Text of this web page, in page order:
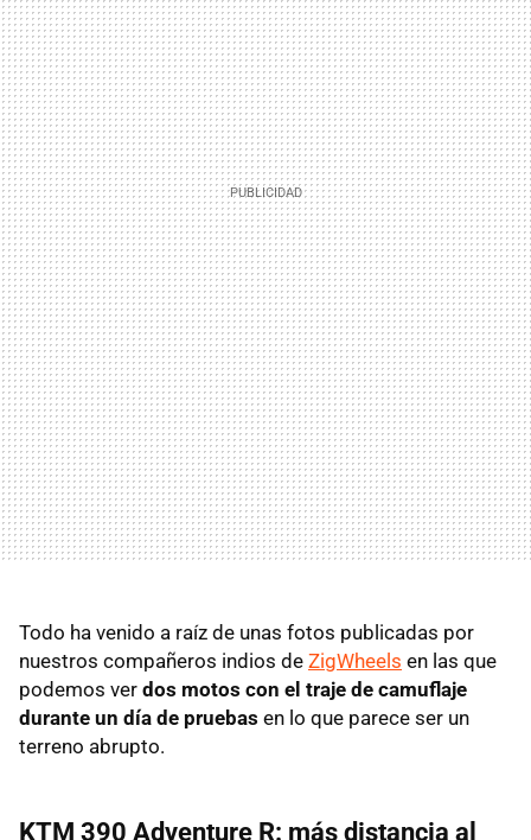
Todo ha venido a raíz de unas fotos publicadas por
nuestros compañeros indios de ZigWheels en las que
podemos ver dos motos con el traje de camuflaje
durante un día de pruebas en lo que parece ser un
terreno abrupto.
KTM 390 Adventure R: más distancia al